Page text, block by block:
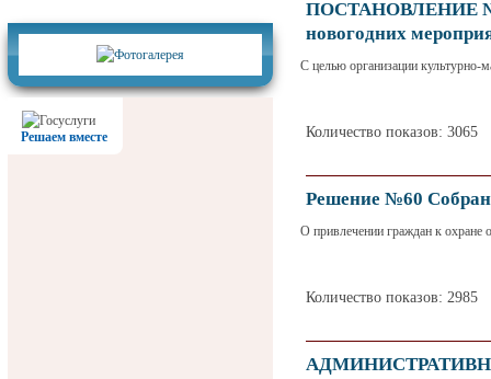
Решаем вместе
ПОСТАНОВЛЕНИЕ №54
новогодних
С целью организации культурно-
Количество показов: 3065
Решение №60
О привлечении граждан к охране
Количество показов: 2985